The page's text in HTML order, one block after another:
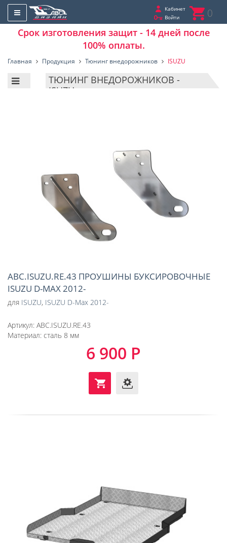
Кабинет
Войти
0
Срок изготовления защит - 14 дней после
100% оплаты.
Главная Продукция Тюнинг внедорожников ISUZU
ТЮНИНГ ВНЕДОРОЖНИКОВ -
ISUZU
ABC.ISUZU.RE.43 ПРОУШИНЫ БУКСИРОВОЧНЫЕ
ISUZU D-MAX 2012-
для ISUZU, ISUZU D-Max 2012-
Артикул: ABC.ISUZU.RE.43
Материал: сталь 8 мм
6 900 Р